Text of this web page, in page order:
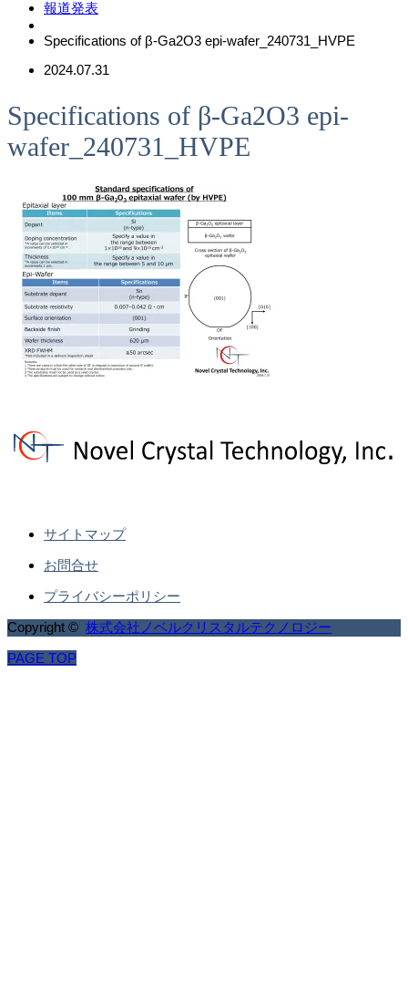
報道発表
Specifications of β-Ga2O3 epi-wafer_240731_HVPE
2024.07.31
Specifications of β-Ga2O3 epi-
wafer_240731_HVPE
サイトマップ
お問合せ
プライバシーポリシー
Copyright © 株式会社ノベルクリスタルテクノロジー
PAGE TOP